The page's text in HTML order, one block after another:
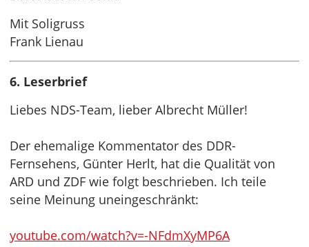
Mit Soligruss
Frank Lienau
6. Leserbrief
Liebes NDS-Team, lieber Albrecht Müller!
Der ehemalige Kommentator des DDR-
Fernsehens, Günter Herlt, hat die Qualität von
ARD und ZDF wie folgt beschrieben. Ich teile
seine Meinung uneingeschränkt:
youtube.com/watch?v=-NFdmXyMP6A